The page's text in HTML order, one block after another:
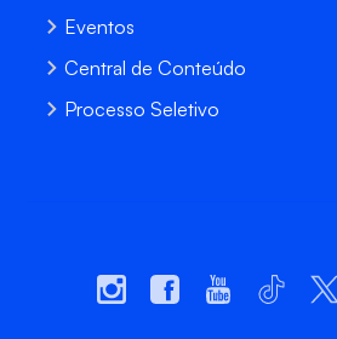
Eventos
Central de Conteúdo
Processo Seletivo